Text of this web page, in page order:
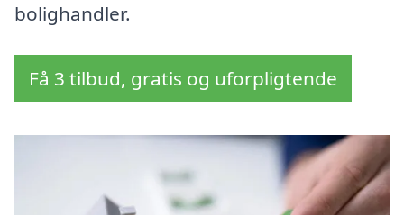
bolighandler.
Få 3 tilbud, gratis og uforpligtende